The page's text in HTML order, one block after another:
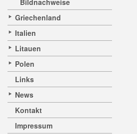
Bildnachweise
Griechenland
Italien
Litauen
Polen
Links
News
Kontakt
Impressum